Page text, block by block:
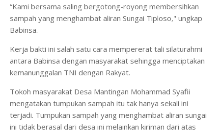
“Kami bersama saling bergotong-royong membersihkan
sampah yang menghambat aliran Sungai Tiploso," ungkap
Babinsa.
Kerja bakti ini salah satu cara mempererat tali silaturahmi
antara Babinsa dengan masyarakat sehingga menciptakan
kemanunggalan TNI dengan Rakyat.
Tokoh masyarakat Desa Mantingan Mohammad Syafii
mengatakan tumpukan sampah itu tak hanya sekali ini
terjadi. Tumpukan sampah yang menghambat aliran sungai
ini tidak berasal dari desa ini melainkan kiriman dari atas